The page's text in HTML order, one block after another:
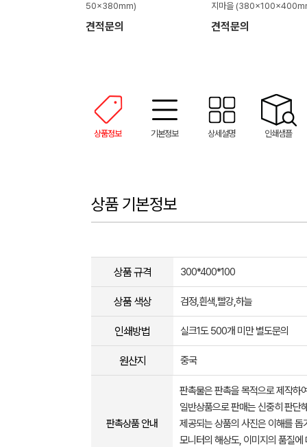
50x380mm)
견적문의
지마을
견적문의
상품정보 기본정보 상세설명 인쇄샘플
상품 기본정보
상품 규격 300*400*100
상품 색상 검정,흰색,빨강,하늘
인쇄방법 실크1도 500개 미만 별도문의
원산지 중국
판촉상품 안내
판촉물은 판촉을 목적으로 제작하
일반상품으로 판매는 신중히 판단
제공되는 상품의 사진은 이해를
모니터의 해상도, 이미지의 품질